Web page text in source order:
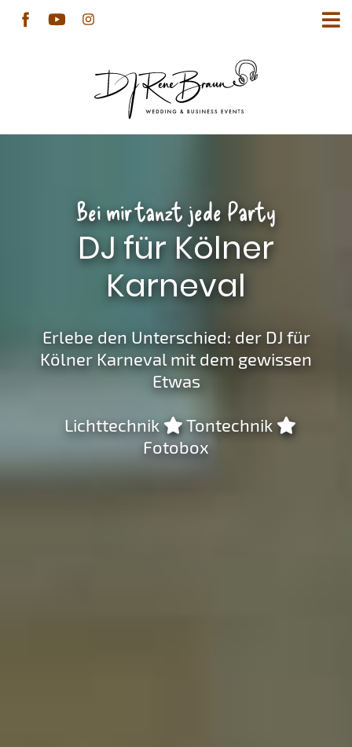
Bei mir tanzt jede Party
DJ für Kölner
Karneval
Erlebe den Unterschied: der DJ für
Kölner Karneval mit dem gewissen
Etwas
Lichttechnik
Tontechnik
Fotobox